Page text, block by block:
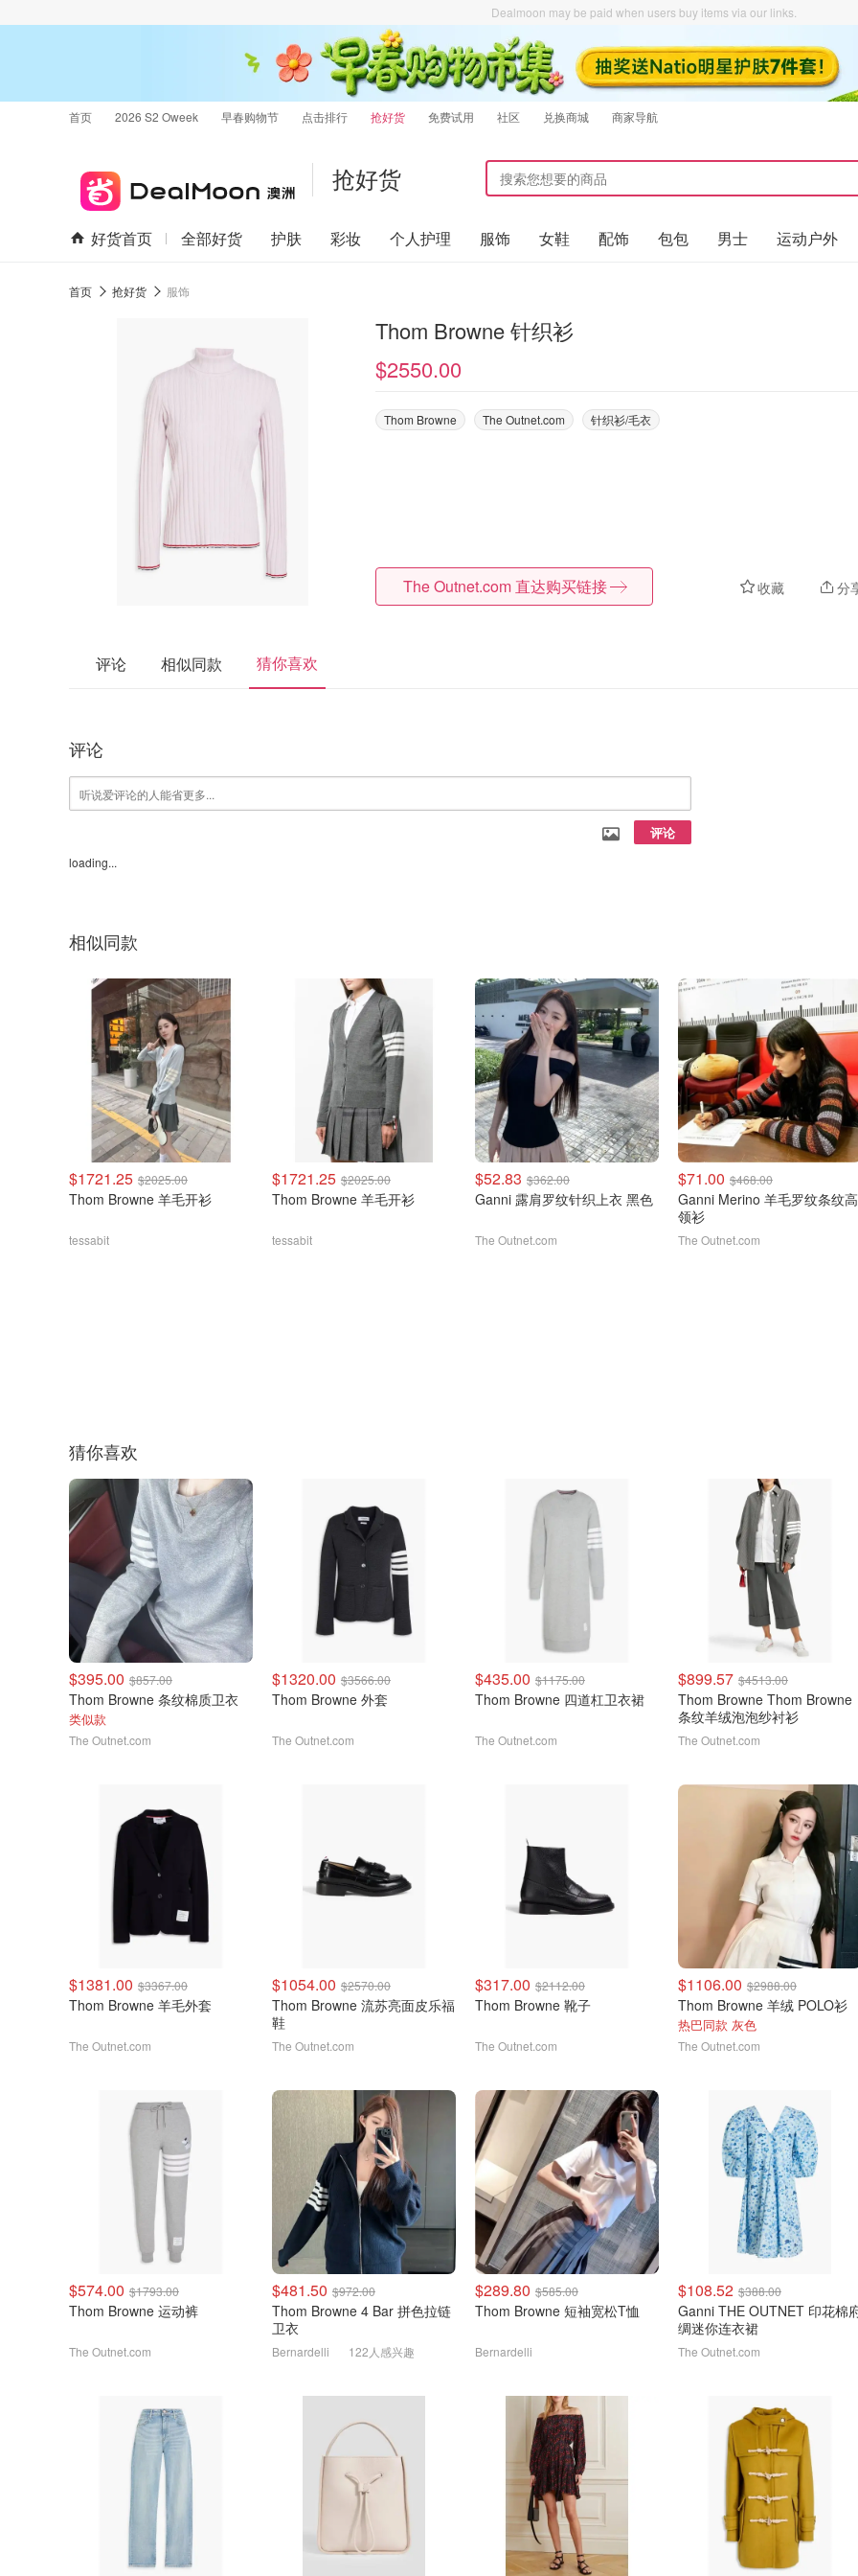
Dealmoon may be paid when users buy items via our links.
首页 2026 S2 Oweek 早春购物节 点击排行 抢好货 免费试用 社区 兑换商城 商家导航
抢好货
好货首页 全部好货 护肤 彩妆 个人护理 服饰 女鞋 配饰 包包 男士 运动户外
首页 抢好货 服饰
Thom Browne 针织衫
$2550.00
Thom Browne The Outnet.com 针织衫/毛衣
收藏 分
The Outnet.com 直达购买链接
评论 相似同款 猜你喜欢
评论
评论
loading...
相似同款
$1721.25 $2025.00
Thom Browne 羊毛开衫
tessabit
$1721.25 $2025.00
Thom Browne 羊毛开衫
tessabit
$52.83 $362.00
Ganni 露肩罗纹针织上衣 黑色
The Outnet.com
$71.00 $468.00
Ganni Merino 羊毛罗纹条纹高
领衫
The Outnet.com
猜你喜欢
$395.00 $857.00
Thom Browne 条纹棉质卫衣
类似款
The Outnet.com
$1320.00 $3566.00
Thom Browne 外套
The Outnet.com
$435.00 $1175.00
Thom Browne 四道杠卫衣裙
The Outnet.com
$899.57 $4513.00
Thom Browne Thom Browne
条纹羊绒泡泡纱衬衫
The Outnet.com
$1381.00 $3367.00
Thom Browne 羊毛外套
The Outnet.com
$1054.00 $2570.00
Thom Browne 流苏亮面皮乐福
鞋
The Outnet.com
$317.00 $2112.00
Thom Browne 靴子
The Outnet.com
$1106.00 $2988.00
Thom Browne 羊绒 POLO衫
热巴同款 灰色
The Outnet.com
$574.00 $1793.00
Thom Browne 运动裤
The Outnet.com
$481.50 $972.00
Thom Browne 4 Bar 拼色拉链
卫衣
Bernardelli 122人感兴趣
$289.80 $585.00
Thom Browne 短袖宽松T恤
Bernardelli
$108.52 $388.00
Ganni THE OUTNET 印花棉
绸迷你连衣裙
The Outnet.com